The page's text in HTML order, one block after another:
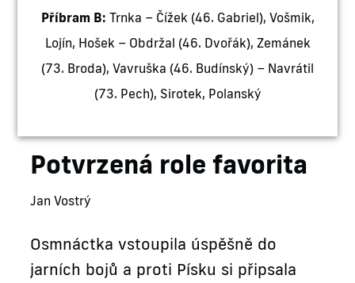
Příbram B: Trnka – Čížek (46. Gabriel), Vošmik,
Lojín, Hošek – Obdržal (46. Dvořák), Zemánek
(73. Broda), Vavruška (46. Budínský) – Navrátil
(73. Pech), Sirotek, Polanský
Potvrzená role favorita
Jan Vostrý
Osmnáctka vstoupila úspěšně do
jarních bojů a proti Písku si připsala